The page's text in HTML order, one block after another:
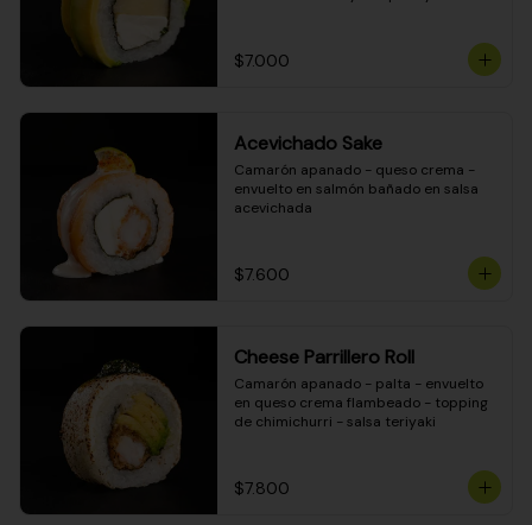
$7.000
Acevichado Sake
Camarón apanado - queso crema -
envuelto en salmón bañado en salsa
acevichada
$7.600
Cheese Parrillero Roll
Camarón apanado - palta - envuelto
en queso crema flambeado - topping
de chimichurri - salsa teriyaki
$7.800